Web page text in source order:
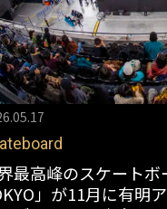
最高峰のスケートボ
」が11月に有明